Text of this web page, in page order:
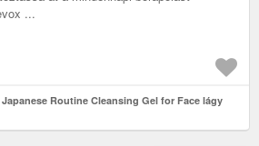
...
Routine Cleansing Gel for Face lágy